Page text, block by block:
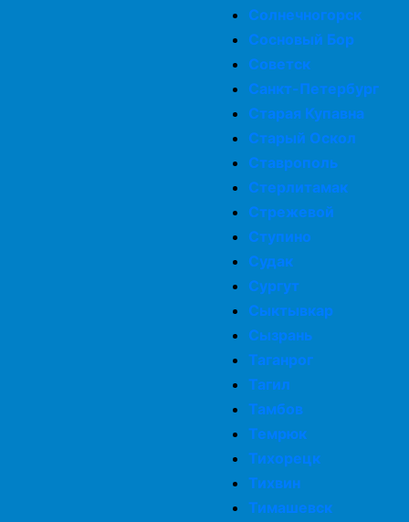
Солнечногорск
Сосновый Бор
Советск
Санкт-Петербург
Старая Купавна
Старый Оскол
Ставрополь
Стерлитамак
Стрежевой
Ступино
Судак
Сургут
Сыктывкар
Сызрань
Таганрог
Тагил
Тамбов
Темрюк
Тихорецк
Тихвин
Тимашевск